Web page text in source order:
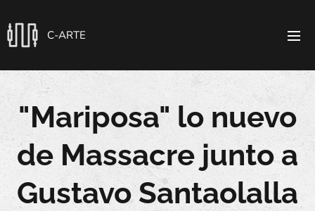
C-ARTE
"Mariposa" lo nuevo
de Massacre junto a
Gustavo Santaolalla